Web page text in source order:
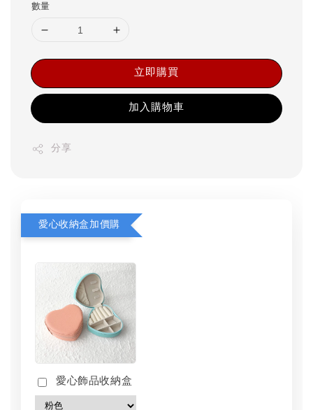
數量
立即購買
加入購物車
分享
愛心收納盒加價購
愛心飾品收納盒